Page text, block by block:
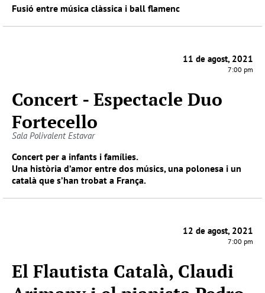
Fusió entre música clàssica i ball flamenc
11 de agost, 2021
7:00 pm
Concert - Espectacle Duo
Fortecello
Sala Polivalent Estavar
Concert per a infants i famílies.
Una història d’amor entre dos músics, una polonesa i un
català que s’han trobat a França.
12 de agost, 2021
7:00 pm
El Flautista Català, Claudi